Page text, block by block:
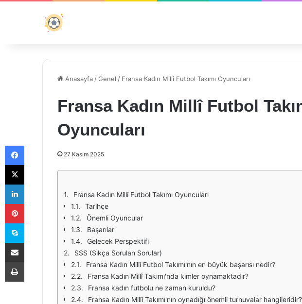
Anasayfa /Genel / Fransa Kadın Millî Futbol Takımı Oyuncuları
Fransa Kadın Millî Futbol
Oyuncuları
27 Kasım 2025
Fransa Kadın Millî Futbol Takımı Oyuncuları
Tarihçe
Önemli Oyuncular
Başarılar
Gelecek Perspektifi
SSS (Sıkça Sorulan Sorular)
Fransa Kadın Millî Futbol Takımı'nın en büyük başarısı nedir?
Fransa Kadın Millî Takımı'nda kimler oynamaktadır?
Fransa kadın futbolu ne zaman kuruldu?
Fransa Kadın Millî Takımı'nın oynadığı önemli turnuvalar hangileridir?
Facebook
X
LinkedIn
Pinterest
Skype
E-Posta ile paylaş